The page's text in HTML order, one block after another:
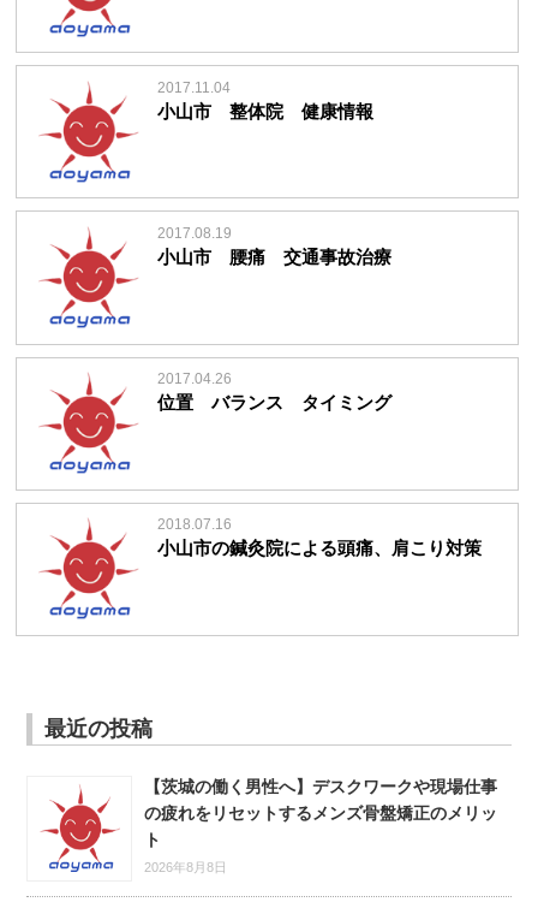
2017.11.04
小山市 整体院 健康情報
2017.08.19
小山市 腰痛 交通事故治療
2017.04.26
位置 バランス タイミング
2018.07.16
小山市の鍼灸院による頭痛、肩こり対策
最近の投稿
【茨城の働く男性へ】デスクワークや現場仕事
の疲れをリセットするメンズ骨盤矯正のメリッ
ト
2026年8月8日